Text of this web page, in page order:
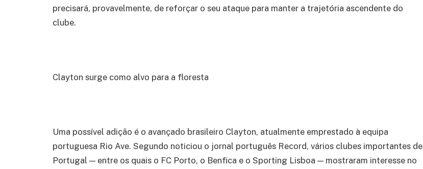
precisará, provavelmente, de reforçar o seu ataque para manter a trajetória ascendente do
clube.
Clayton surge como alvo para a floresta
Uma possível adição é o avançado brasileiro Clayton, atualmente emprestado à equipa
portuguesa Rio Ave. Segundo noticiou o jornal português Record, vários clubes importantes de
Portugal — entre os quais o FC Porto, o Benfica e o Sporting Lisboa — mostraram interesse no